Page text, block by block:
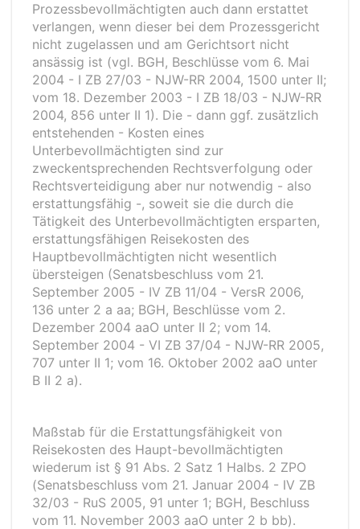
Prozessbevollmächtigten auch dann erstattet
verlangen, wenn dieser bei dem Prozessgericht
nicht zugelassen und am Gerichtsort nicht
ansässig ist (vgl. BGH, Beschlüsse vom 6. Mai
2004 - I ZB 27/03 - NJW-RR 2004, 1500 unter II;
vom 18. Dezember 2003 - I ZB 18/03 - NJW-RR
2004, 856 unter II 1). Die - dann ggf. zusätzlich
entstehenden - Kosten eines
Unterbevollmächtigten sind zur
zweckentsprechenden Rechtsverfolgung oder
Rechtsverteidigung aber nur notwendig - also
erstattungsfähig -, soweit sie die durch die
Tätigkeit des Unterbevollmächtigten ersparten,
erstattungsfähigen Reisekosten des
Hauptbevollmächtigten nicht wesentlich
übersteigen (Senatsbeschluss vom 21.
September 2005 - IV ZB 11/04 - VersR 2006,
136 unter 2 a aa; BGH, Beschlüsse vom 2.
Dezember 2004 aaO unter II 2; vom 14.
September 2004 - VI ZB 37/04 - NJW-RR 2005,
707 unter II 1; vom 16. Oktober 2002 aaO unter
B II 2 a).
Maßstab für die Erstattungsfähigkeit von
Reisekosten des Haupt-bevollmächtigten
wiederum ist § 91 Abs. 2 Satz 1 Halbs. 2 ZPO
(Senatsbeschluss vom 21. Januar 2004 - IV ZB
32/03 - RuS 2005, 91 unter 1; BGH, Beschluss
vom 11. November 2003 aaO unter 2 b bb).